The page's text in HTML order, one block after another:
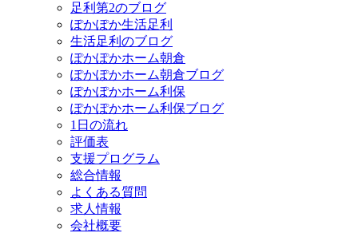
足利第2のブログ
ぽかぽか生活足利
生活足利のブログ
ぽかぽかホーム朝倉
ぽかぽかホーム朝倉ブログ
ぽかぽかホーム利保
ぽかぽかホーム利保ブログ
1日の流れ
評価表
支援プログラム
総合情報
よくある質問
求人情報
会社概要